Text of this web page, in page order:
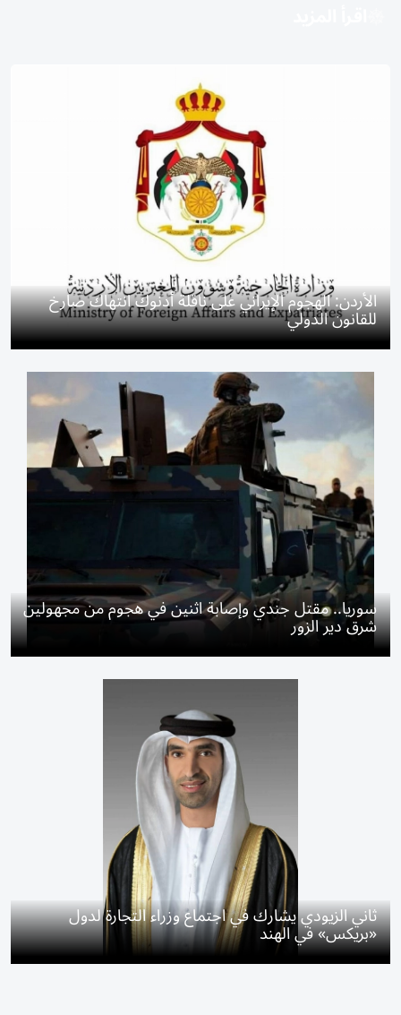
الأردن: الهجوم الإيراني على ناقلة أدنوك انتهاك صارخ
للقانون الدولي
سوريا.. مقتل جندي وإصابة اثنين في هجوم من مجهولين
شرق دير الزور
ثاني الزيودي يشارك في اجتماع وزراء التجارة لدول
«بريكس» في الهند